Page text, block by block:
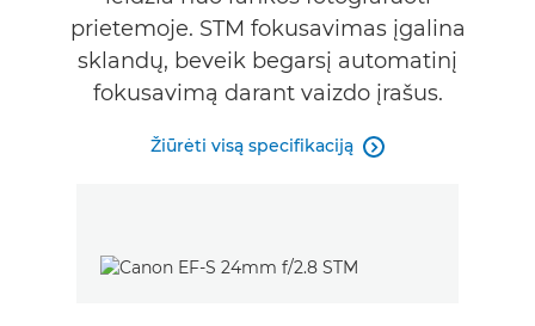
prietemoje. STM fokusavimas įgalina
sklandų, beveik begarsį automatinį
fokusavimą darant vaizdo įrašus.
Žiūrėti visą specifikaciją 